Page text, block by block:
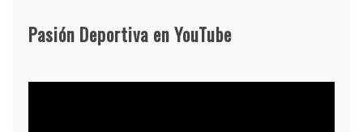
Pasión Deportiva en YouTube